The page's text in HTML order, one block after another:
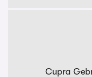
Cupra